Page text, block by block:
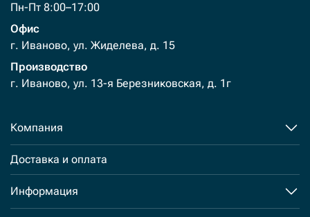
Пн-Пт 8:00–17:00
Офис
г. Иваново, ул. Жиделева, д. 15
Производство
г. Иваново, ул. 13-я Березниковская, д. 1г
Компания
Доставка и оплата
Информация